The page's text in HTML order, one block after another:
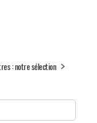
: notre sélection